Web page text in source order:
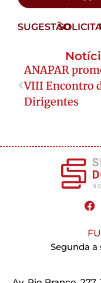
SUGESTÃO
ANAPAR
VIII Encontro
Dirigentes
Segunda a